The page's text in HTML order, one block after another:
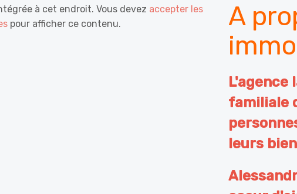
à cet endroit. Vous devez accepter les
pour afficher ce contenu.
A
L'agence
familiale
leurs